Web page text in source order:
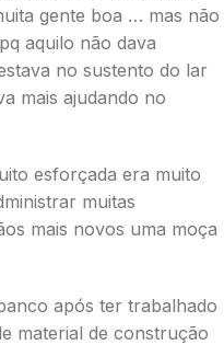
gente boa … mas não
aquilo não dava
no sustento do lar
mais ajudando no
esforçada era muito
muitas
mais novos uma moça
após ter trabalhado
material de construção